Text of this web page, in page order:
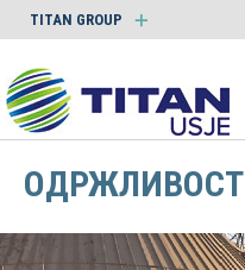
TITAN GROUP
ОДРЖЛИВОСТ